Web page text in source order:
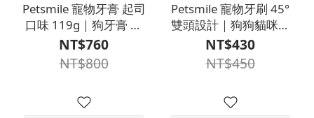
Petsmile 寵物牙膏 起司
口味 119g｜狗牙膏 貓
牙膏 口腔清潔
NT$760
NT$800
Petsmile 寵物牙刷 45°
雙頭設計｜狗狗貓咪牙
齒清潔 口腔保養
NT$430
NT$450